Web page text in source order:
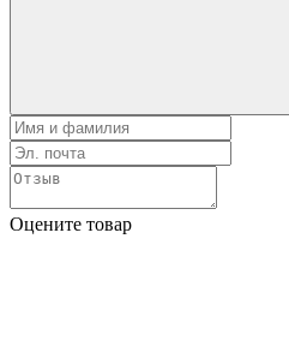
Оцените товар